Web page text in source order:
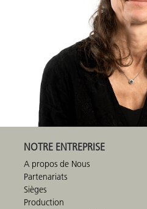
NOTRE ENTREPRISE
A propos de Nous
Partenariats
Sièges
Production